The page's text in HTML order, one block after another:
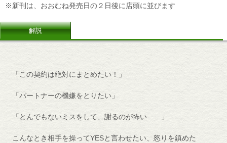
※新刊は、おおむね発売日の２日後に店頭に並びます
解説
「この契約は絶対にまとめたい！」
「パートナーの機嫌をとりたい」
「とんでもないミスをして、謝るのが怖い……」
こんなとき相手を操ってYESと言わせたい、怒りを鎮めた